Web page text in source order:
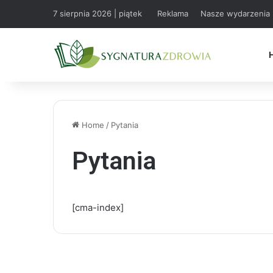
7 sierpnia 2026 | piątek Reklama Nasze wydarzenia
Home / Pytania
Pytania
[cma-index]